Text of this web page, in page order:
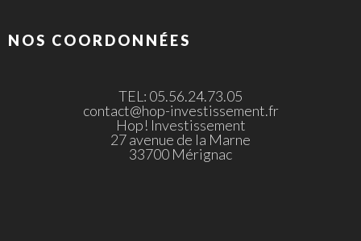
NOS COORDONNÉES
TEL: 05.56.24.73.05
contact@hop-investissement.fr
Hop! Investissement
27 avenue de la Marne
33700 Mérignac